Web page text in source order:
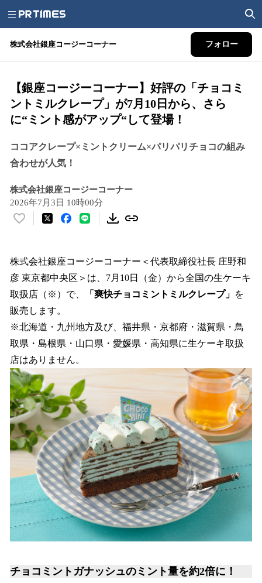
株式会社銀座コージーコーナー フォロー
【銀座コージーコーナー】好評の「チョコミ
ントミルクレープ」が7月10日から、さら
に“ミント感がアップ“して登場！
ココアクレープ×ミントクリーム×パリパリチョコの組み
合わせが人気！
株式会社銀座コージーコーナー
2026年7月3日 10時00分
い
！
数
を
読
み
込
み
中
で
す
株式会社銀座コージーコーナー＜代表取締役社長 庄野和
彦 東京都中央区＞は、7月10日（金）から全国の生ケーキ
取扱店（※）で、
「爽快チョコミントミルクレープ」 を
販売します。
※北海道・九州地方及び、福井県・京都府・滋賀県・鳥
取県・島根県・山口県・愛媛県・高知県に生ケーキ取扱
店はありません。
チョコミントガナッシュのミント量を約2倍に！